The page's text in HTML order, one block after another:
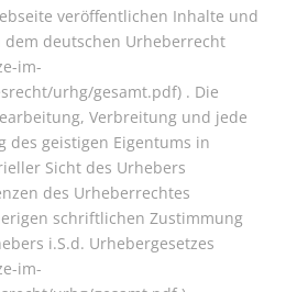
veröffentlichen Inhalte und
deutschen Urheberrecht
im-
urhg/gesamt.pdf) . Die
Verbreitung und jede
des geistigen Eigentums in
Sicht des Urhebers
des Urheberrechtes
schriftlichen Zustimmung
i.S.d. Urhebergesetzes
im-